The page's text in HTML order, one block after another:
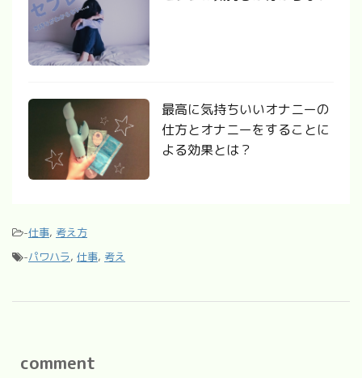
最高に気持ちいいオナニーの
仕方とオナニーをすることに
よる効果とは？
-仕事, 考え方
-パワハラ, 仕事, 考え
comment